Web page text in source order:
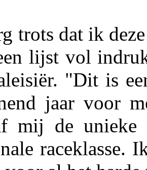
trots dat ik
lijst vol
"Dit is
jaar voor
mij de
raceklasse.